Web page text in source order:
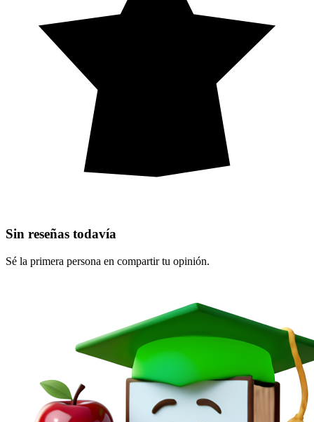
Sin reseñas todavía
Sé la primera persona en compartir tu opinión.